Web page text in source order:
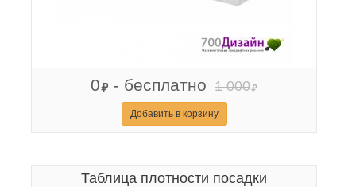
0 - бесплатно 1 000
Добавить в корзину
Таблица плотности посадки